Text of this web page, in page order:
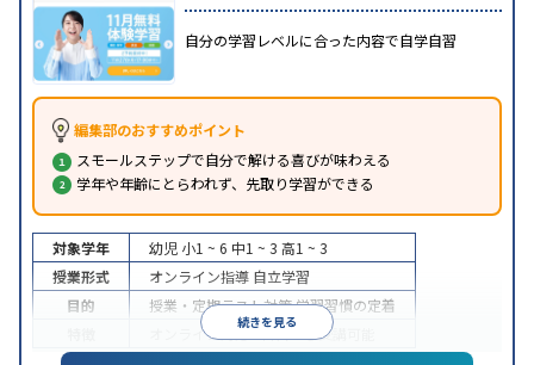
自分の学習レベルに合った内容で自学自習
編集部のおすすめポイント
スモールステップで自分で解ける喜びが味わえる
学年や年齢にとらわれず、先取り学習ができる
続きを見る
対象学年 幼児 小1 ~ 6 中1 ~ 3 高1 ~ 3
授業形式
オンライン指導 自立学習
目的
授業・定期テスト対策学習習慣の定着
オンライン対応1科目から受講可能